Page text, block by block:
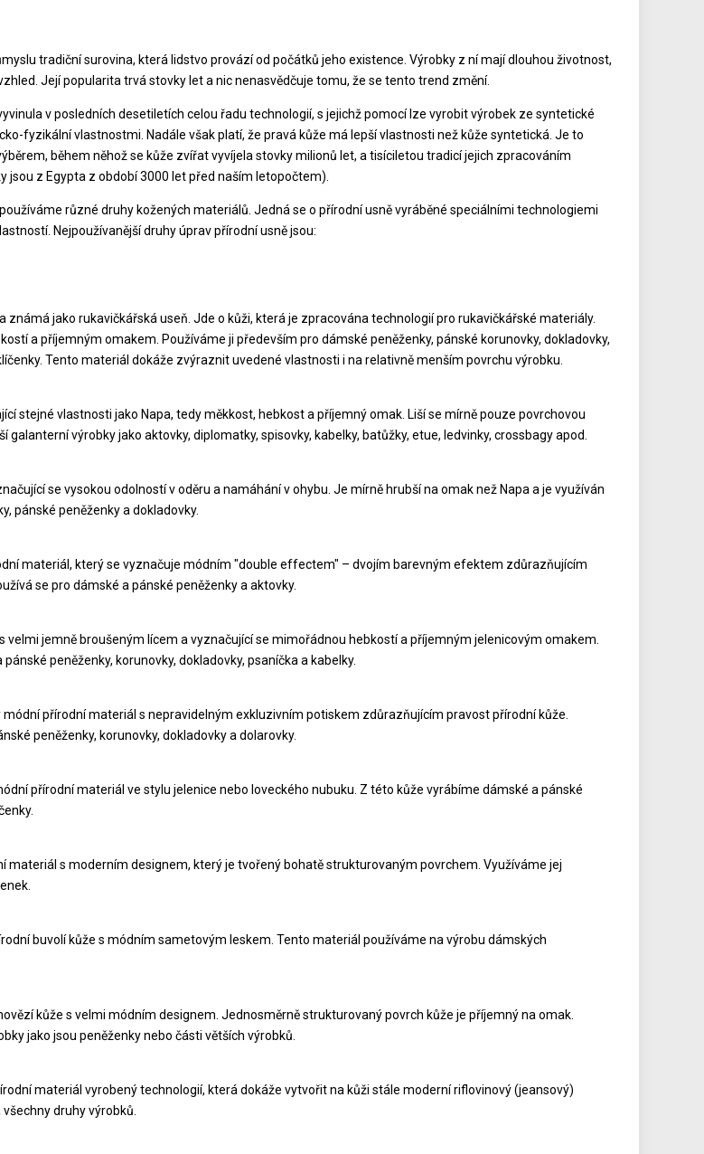
tradiční surovina, která lidstvo provází od počátků jeho existence. Výrobky z ní mají dlouhou životnost,
Její popularita trvá stovky let a nic nenasvědčuje tomu, že se tento trend změní.
v posledních desetiletích celou řadu technologií, s jejichž pomocí lze vyrobit výrobek ze syntetické
fyzikální vlastnostmi. Nadále však platí, že pravá kůže má lepší vlastnosti než kůže syntetická. Je to
během něhož se kůže zvířat vyvíjela stovky milionů let, a tisíciletou tradicí jejich zpracováním
jsou z Egypta z období 3000 let před naším letopočtem).
různé druhy kožených materiálů. Jedná se o přírodní usně vyráběné speciálními technologiemi
Nejpoužívanější druhy úprav přírodní usně jsou:
známá jako rukavičkářská useň. Jde o kůži, která je zpracována technologií pro rukavičkářské materiály.
a příjemným omakem. Používáme ji především pro dámské peněženky, pánské korunovky, dokladovky,
Tento materiál dokáže zvýraznit uvedené vlastnosti i na relativně menším povrchu výrobku.
stejné vlastnosti jako Napa, tedy měkkost, hebkost a příjemný omak. Liší se mírně pouze povrchovou
galanterní výrobky jako aktovky, diplomatky, spisovky, kabelky, batůžky, etue, ledvinky, crossbagy apod.
se vysokou odolností v oděru a namáhání v ohybu. Je mírně hrubší na omak než Napa a je využíván
pánské peněženky a dokladovky.
materiál, který se vyznačuje módním "double effectem" – dvojím barevným efektem zdůrazňujícím
se pro dámské a pánské peněženky a aktovky.
velmi jemně broušeným lícem a vyznačující se mimořádnou hebkostí a příjemným jelenicovým omakem.
peněženky, korunovky, dokladovky, psaníčka a kabelky.
módní přírodní materiál s nepravidelným exkluzivním potiskem zdůrazňujícím pravost přírodní kůže.
peněženky, korunovky, dokladovky a dolarovky.
přírodní materiál ve stylu jelenice nebo loveckého nubuku. Z této kůže vyrábíme dámské a pánské
materiál s moderním designem, který je tvořený bohatě strukturovaným povrchem. Využíváme jej
buvolí kůže s módním sametovým leskem. Tento materiál používáme na výrobu dámských
kůže s velmi módním designem. Jednosměrně strukturovaný povrch kůže je příjemný na omak.
jako jsou peněženky nebo části větších výrobků.
materiál vyrobený technologií, která dokáže vytvořit na kůži stále moderní riflovinový (jeansový)
druhy výrobků.